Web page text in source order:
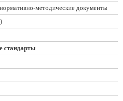
методические документы
стандарты